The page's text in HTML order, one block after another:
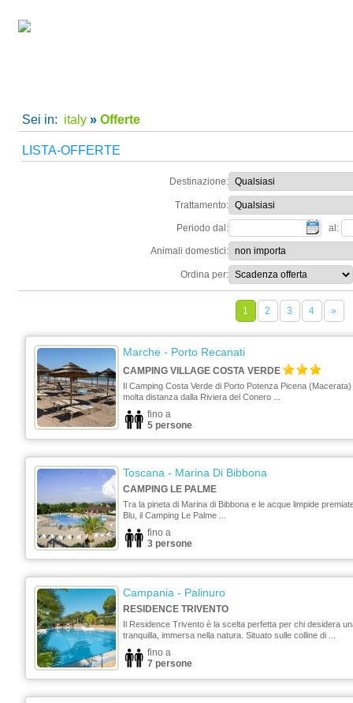
Sei in: italy» Offerte
LISTA-OFFERTE
Destinazione:
Trattamento:
Periodo dal: al:
Animali domestici:
Ordina per:
1 2 3 4 »
Marche- Porto Recanati
CAMPING VILLAGE COSTA VERDE
Il Camping Costa Verde di Porto Potenza Picena
molta distanza dalla Riviera del Conero ...
fino a
5 persone
Toscana - Marina Di Bibbona
CAMPING LE PALME
Tra la pineta di Marina di Bibbona e le acque limpide
Blu, il Camping Le Palme ...
fino a
3 persone
Campania - Palinuro
RESIDENCE TRIVENTO
Il Residence Trivento è la scelta perfetta per chi desidera
tranquilla, immersa nella natura. Situato sulle colline di ...
fino a
7 persone